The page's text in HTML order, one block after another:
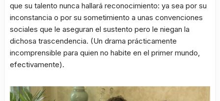
que su talento nunca hallará reconocimiento: ya sea por su
inconstancia o por su sometimiento a unas convenciones
sociales que le aseguran el sustento pero le niegan la
dichosa trascendencia. (Un drama prácticamente
incomprensible para quien no habite en el primer mundo,
efectivamente).